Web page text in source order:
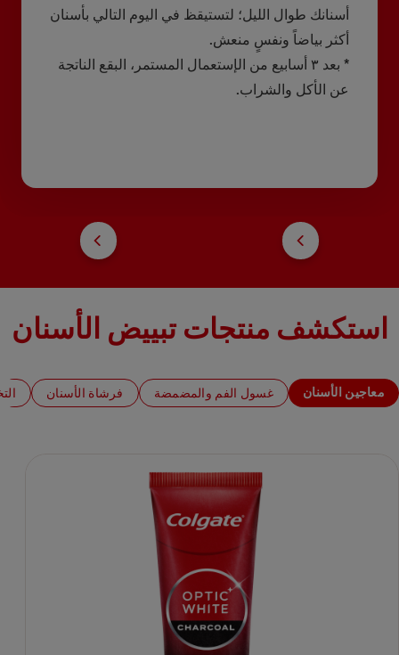
أسنانك طوال الليل؛ لتستيقظ في اليوم التالي بأسنان
أكثر بياضاً ونفسٍ منعش.
* بعد ٣ أسابيع من الإستعمال المستمر، البقع الناتجة
عن الأكل والشراب.
استكشف منتجات تبييض الأسنان
معاجين الأسنان غسول الفم والمضمضة فرشاة الأسنان